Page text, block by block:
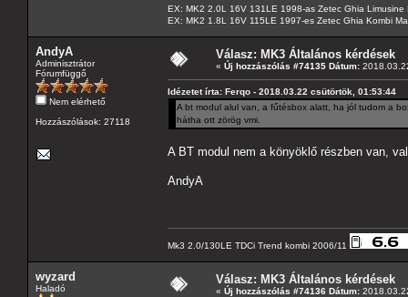
EX: MK2 2.0L 16V 131LE 1998-as Zetec Ghia Limusine
EX: MK2 1.8L 16V 115LE 1997-es Zetec Ghia Kombi
AndyA
Adminisztrátor
Fórumfüggő
Nem elérhető
Hozzászólások: 27118
Válasz: MK3 Általános kérdések
« Új hozzászólás #74135 Dátum:
Idézetet írta: Ferqo - 2018.03.22 csütörtök, 01:53:44
A bt modul alul van, a fűtésbox alatt, ha jól tudom a
hátha ott zörög vmi.
A BT modul nem a könyöklő részben van,
AndyA
Mk3 2.0/130LE TDCi Trend kombi 2006/11
wyzard
Haladó
Válasz: MK3 Általános kérdések
« Új hozzászólás #74136 Dátum: